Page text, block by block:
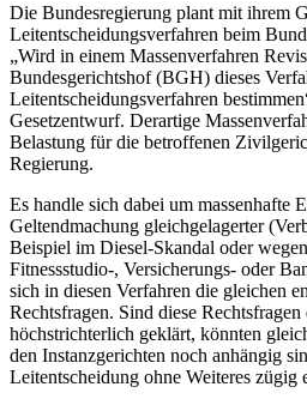
Die Bundesregierung plant mit ihrem
Leitentscheidungsverfahren beim
„Wird in einem Massenverfahren
Bundesgerichtshof (BGH) dieses
Leitentscheidungsverfahren
Gesetzentwurf. Derartige
Belastung für die betroffenen
Regierung.
Es handle sich dabei um massenhafte
Geltendmachung gleichgelagerter
Beispiel im Diesel-Skandal oder
Fitnessstudio-, Versicherungs- oder
sich in diesen Verfahren die gleichen
Rechtsfragen. Sind diese
höchstrichterlich geklärt, könnten
den Instanzgerichten noch anhängig
Leitentscheidung ohne Weiteres zügig